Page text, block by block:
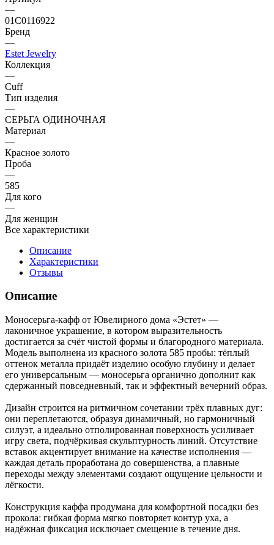
—
01С0116922
Бренд
—
Estet Jewelry
Коллекция
—
Cuff
Тип изделия
—
СЕРЬГА ОДИНОЧНАЯ
Материал
—
Красное золото
Проба
—
585
Для кого
—
Для женщин
Все характеристики
Описание
Характеристики
Отзывы
Описание
Моносерьга‑кафф от Ювелирного дома «Эстет» —
лаконичное украшение, в котором выразительность
достигается за счёт чистой формы и благородного материала.
Модель выполнена из красного золота 585 пробы: тёплый
оттенок металла придаёт изделию особую глубину и делает
его универсальным — моносерьга органично дополнит как
сдержанный повседневный, так и эффектный вечерний образ.
Дизайн строится на ритмичном сочетании трёх плавных дуг:
они переплетаются, образуя динамичный, но гармоничный
силуэт, а идеально отполированная поверхность усиливает
игру света, подчёркивая скульптурность линий. Отсутствие
вставок акцентирует внимание на качестве исполнения —
каждая деталь проработана до совершенства, а плавные
переходы между элементами создают ощущение цельности и
лёгкости.
Конструкция каффа продумана для комфортной посадки без
прокола: гибкая форма мягко повторяет контур уха, а
надёжная фиксация исключает смещение в течение дня.